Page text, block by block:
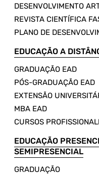
DESENVOLVIMENTO
REVISTA CIENTÍFICA
PLANO DE
EDUCAÇÃO A
GRADUAÇÃO EAD
PÓS-GRADUAÇÃO EAD
EXTENSÃO
MBA EAD
CURSOS
EDUCAÇÃO
SEMIPRESENCIAL
GRADUAÇÃO